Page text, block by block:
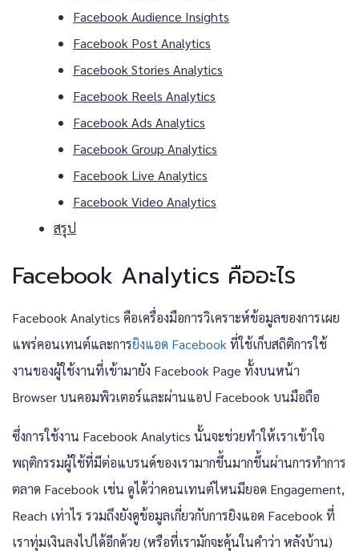
Facebook Audience Insights
Facebook Post Analytics
Facebook Stories Analytics
Facebook Reels Analytics
Facebook Ads Analytics
Facebook Group Analytics
Facebook Live Analytics
Facebook Video Analytics
สรุป
Facebook Analytics คืออะไร
Facebook Analytics คือเครื่องมือการวิเคราะห์ข้อมูลของการเผย
แพร่คอนเทนต์และการยิงแอด Facebook ที่ใช้เก็บสถิติการใช้
งานของผู้ใช้งานที่เข้ามายัง Facebook Page ทั้งบนหน้า
Browser บนคอมพิวเตอร์และผ่านแอป Facebook บนมือถือ
ซึ่งการใช้งาน Facebook Analytics นั้นจะช่วยทำให้เราเข้าใจ
พฤติกรรมผู้ใช้ที่มีต่อแบรนด์ของเรามากขึ้นมากขึ้นผ่านการทำการ
ตลาด Facebook เช่น ดูได้ว่าคอนเทนต์ไหนมียอด Engagement,
Reach เท่าไร รวมถึงยังดูข้อมูลเกี่ยวกับการยิงแอด Facebook ที่
เราทุ่มเงินลงไปได้อีกด้วย (หรือที่เรามักจะคุ้นในคำว่า หลังบ้าน)